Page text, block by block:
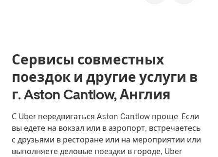
Сервисы совместных
поездок и другие услуги в
г. Aston Cantlow, Англия
С Uber передвигаться Aston Cantlow проще. Если
вы едете на вокзал или в аэропорт, встречаетесь
с друзьями в ресторане или на мероприятии или
выполняете деловые поездки в городе, Uber